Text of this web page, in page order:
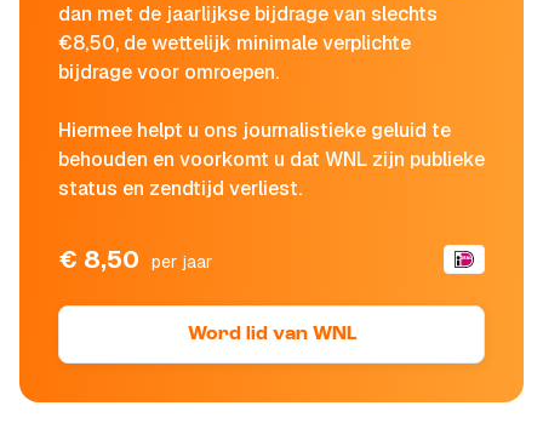
dan met de jaarlijkse bijdrage van slechts
€8,50, de wettelijk minimale verplichte
bijdrage voor omroepen.
Hiermee helpt u ons journalistieke geluid te
behouden en voorkomt u dat WNL zijn publieke
status en zendtijd verliest.
€ 8,50 per jaar
Word lid van WNL